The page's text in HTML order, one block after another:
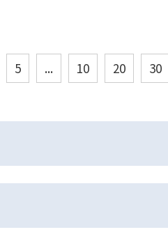
5 ... 10 20 30